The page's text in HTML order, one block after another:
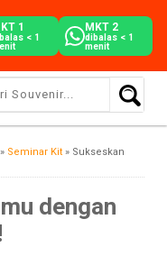
1
< 1
MKT 2
dibalas < 1
menit
» Seminar Kit » Sukseskan
dengan